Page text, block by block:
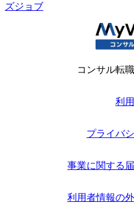
ズジョブ
コンサル転
利
プライバ
事業に関する
利用者情報の